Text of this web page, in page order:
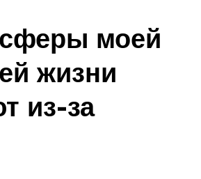
моей
жизни
из-за